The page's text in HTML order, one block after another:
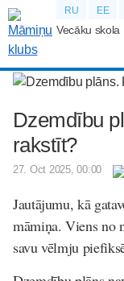
RU EE
Vecāku skola
Dzemdību
rakstīt?
27. Oct 2025, 00:00
Jautājumu, kā
māmiņa. Viens no
savu vēlmju